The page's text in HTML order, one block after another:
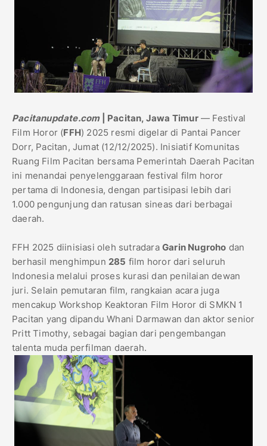
Pacitanupdate.com | Pacitan, Jawa Timur— Festival
Film Horor (FFH) 2025 resmi digelar di Pantai Pancer
Dorr, Pacitan, Jumat (12/12/2025). Inisiatif Komunitas
Ruang Film Pacitan bersama Pemerintah Daerah Pacitan
ini menandai penyelenggaraan festival film horor
pertama di Indonesia, dengan partisipasi lebih dari
1.000 pengunjung dan ratusan sineas dari berbagai
daerah.
FFH 2025 diinisiasi oleh sutradara Garin Nugroho dan
berhasil menghimpun 285 film horor dari seluruh
Indonesia melalui proses kurasi dan penilaian dewan
juri. Selain pemutaran film, rangkaian acara juga
mencakup Workshop Keaktoran Film Horor di SMKN 1
Pacitan yang dipandu Whani Darmawan dan aktor senior
Pritt Timothy, sebagai bagian dari pengembangan
talenta muda perfilman daerah.